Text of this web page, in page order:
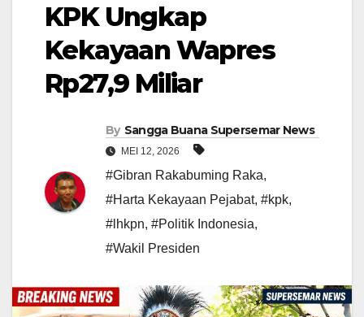
KPK Ungkap
Kekayaan Wapres
Rp27,9 Miliar
By Sangga Buana Supersemar News
MEI 12, 2026
#Gibran Rakabuming Raka,
#Harta Kekayaan Pejabat, #kpk,
#lhkpn, #Politik Indonesia,
#Wakil Presiden